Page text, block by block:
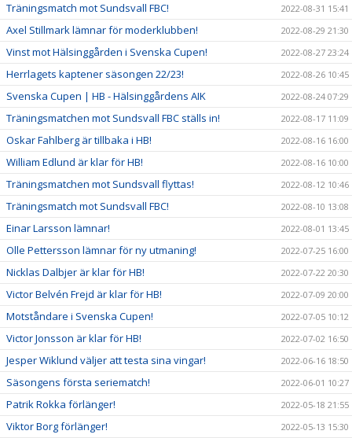
Träningsmatch mot Sundsvall FBC! 2022-08-31 15:41
Axel Stillmark lämnar för moderklubben! 2022-08-29 21:30
Vinst mot Hälsinggården i Svenska Cupen! 2022-08-27 23:24
Herrlagets kaptener säsongen 22/23! 2022-08-26 10:45
Svenska Cupen | HB - Hälsinggårdens AIK 2022-08-24 07:29
Träningsmatchen mot Sundsvall FBC ställs in! 2022-08-17 11:09
Oskar Fahlberg är tillbaka i HB! 2022-08-16 16:00
William Edlund är klar för HB! 2022-08-16 10:00
Träningsmatchen mot Sundsvall flyttas! 2022-08-12 10:46
Träningsmatch mot Sundsvall FBC! 2022-08-10 13:08
Einar Larsson lämnar! 2022-08-01 13:45
Olle Pettersson lämnar för ny utmaning! 2022-07-25 16:00
Nicklas Dalbjer är klar för HB! 2022-07-22 20:30
Victor Belvén Frejd är klar för HB! 2022-07-09 20:00
Motståndare i Svenska Cupen! 2022-07-05 10:12
Victor Jonsson är klar för HB! 2022-07-02 16:50
Jesper Wiklund väljer att testa sina vingar! 2022-06-16 18:50
Säsongens första seriematch! 2022-06-01 10:27
Patrik Rokka förlänger! 2022-05-18 21:55
Viktor Borg förlänger! 2022-05-13 15:30